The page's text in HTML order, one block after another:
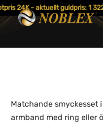
24K - aktuellt guldpris: 1
Matchande smyckesset
armband med ring eller